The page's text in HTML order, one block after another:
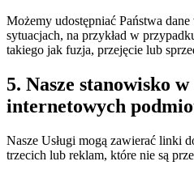
Możemy udostępniać Państwa
sytuacjach, na przykład w
takiego jak fuzja, przejęcie lub
5. Nasze stanowisko
internetowych
Nasze Usługi mogą zawierać linki
trzecich lub reklam, które nie są